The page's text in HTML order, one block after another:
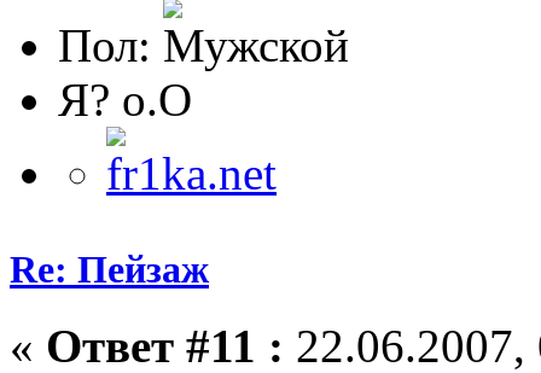
Пол:
Я? о.О
Re: Пейзаж
« Ответ #11 :